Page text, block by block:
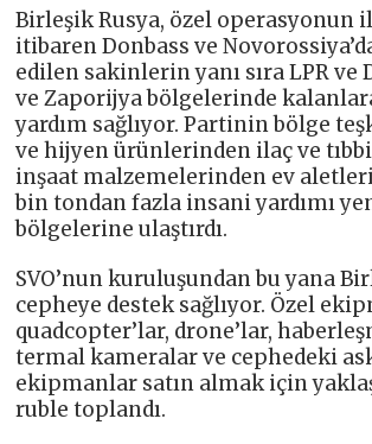
Birleşik Rusya, özel operasyonun
itibaren Donbass ve
edilen sakinlerin yanı sıra LPR ve
ve Zaporijya bölgelerinde
yardım sağlıyor. Partinin bölge
ve hijyen ürünlerinden ilaç ve
inşaat malzemelerinden ev
bin tondan fazla insani yardımı
bölgelerine ulaştırdı.
SVO’nun kuruluşundan bu yana
cepheye destek sağlıyor. Özel
quadcopter’lar, drone’lar,
termal kameralar ve cephedeki
ekipmanlar satın almak için
ruble toplandı.